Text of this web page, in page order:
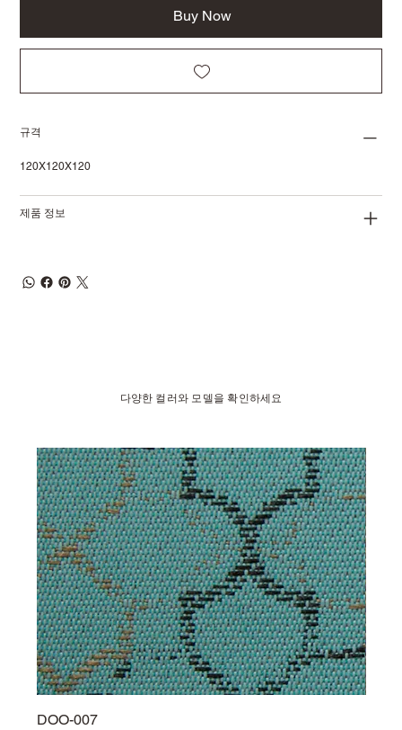
Buy Now
규격
120X120X120
제품 정보
다양한 컬러와 모델을 확인하세요
DOO-007